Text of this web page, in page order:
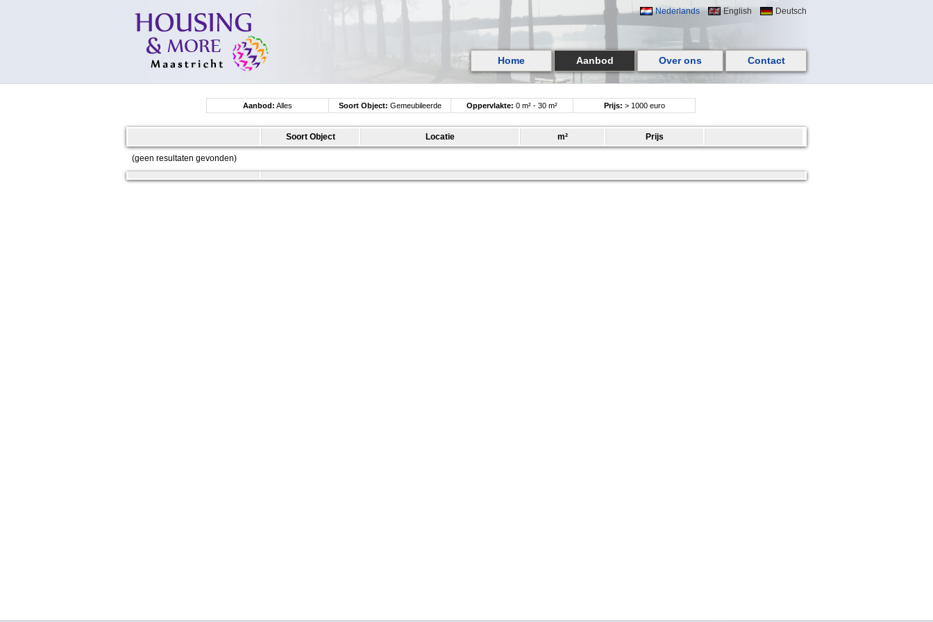
Deutsch
English
Nederlands
Home Aanbod Over ons Contact
Aanbod: Alles Soort Object: Gemeubileerde
Oppervlakte: 0 m² - 30 m² Prijs: > 1000 euro
Soort Object Locatie m² Prijs
(geen resultaten gevonden)